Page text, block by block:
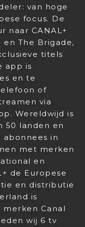
van hoge
focus. De
naar CANAL+
en The Brigade,
titels
app is
en te
of
via
Wereldwijd is
50 landen en
in
met merken
en
de Europese
en distributie
is
merken Canal
wij 6 tv